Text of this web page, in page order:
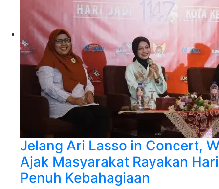
Jelang Ari Lasso in Concert,
Ajak Masyarakat Rayakan
Penuh Kebahagiaan